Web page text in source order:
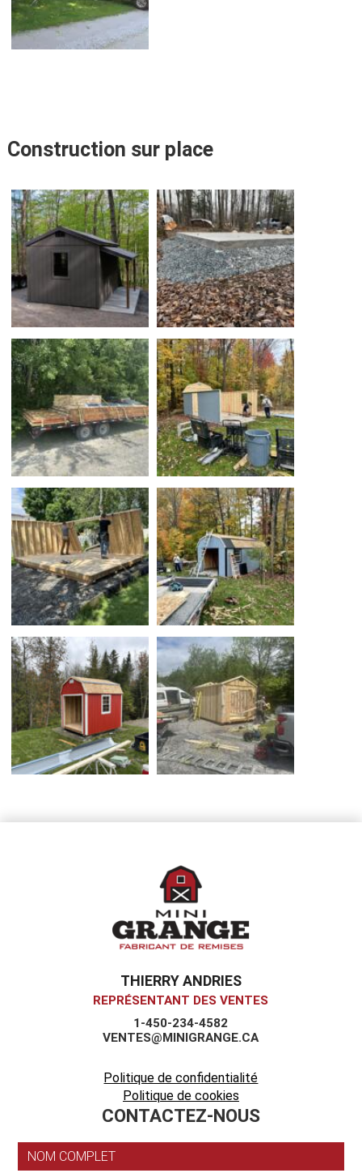
Construction sur place
THIERRY ANDRIES
REPRÉSENTANT DES VENTES
1-450-234-4582
VENTES@MINIGRANGE.CA
Politique de confidentialité
Politique de cookies
CONTACTEZ-NOUS